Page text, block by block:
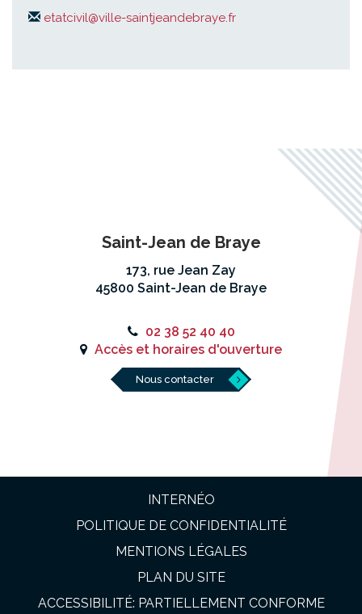
etatcivil@ville-saintjeandebraye.fr
Saint-Jean de Braye
173, rue Jean Zay
45800 Saint-Jean de Braye
02 38 52 40 40
Accès et horaires d'ouverture
Nous contacter
INTERNÉO
POLITIQUE DE CONFIDENTIALITÉ
MENTIONS LÉGALES
PLAN DU SITE
ACCESSIBILITÉ: PARTIELLEMENT CONFORME